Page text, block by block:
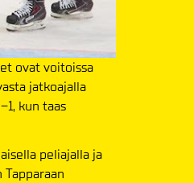
ovat voitoissa
jatkoajalla
kun taas
peliajalla ja